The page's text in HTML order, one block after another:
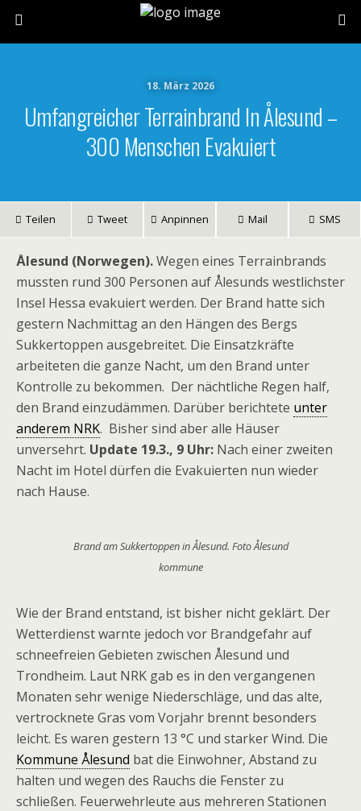
18. März 2026
Umfangreicher Terrainbrand In Ålesund –
300 Menschen Evakuiert
Teilen Tweet Anpinnen Mail SMS
Ålesund (Norwegen).Wegen eines Terrainbrands
mussten rund 300 Personen auf Ålesunds westlichster
Insel Hessa evakuiert werden. Der Brand hatte sich
gestern Nachmittag an den Hängen des Bergs
Sukkertoppen ausgebreitet. Die Einsatzkräfte
arbeiteten die ganze Nacht, um den Brand unter
Kontrolle zu bekommen. Der nächtliche Regen half,
den Brand einzudämmen. Darüber berichtete unter
anderem NRK. Bisher sind aber alle Häuser
unversehrt. Update 19.3., 9 Uhr: Nach einer zweiten
Nacht im Hotel dürfen die Evakuierten nun wieder
nach Hause.
Brand am Sukkertoppen in Ålesund. Foto Ålesund
kommune
Wie der Brand entstand, ist bisher nicht geklärt. Der
Wetterdienst warnte jedoch vor Brandgefahr auf
schneefreien Gebieten zwischen Ålesund und
Trondheim. Laut NRK gab es in den vergangenen
Monaten sehr wenige Niederschläge, und das alte,
vertrocknete Gras vom Vorjahr brennt besonders
leicht. Es waren gestern 13 °C und starker Wind. Die
Kommune Ålesund bat die Einwohner, Abstand zu
halten und wegen des Rauchs die Fenster zu
schließen. Feuerwehrleute aus mehreren Stationen